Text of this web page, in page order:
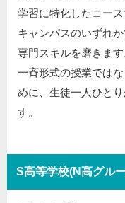
学習に特化したコー
キャンパスのいずれ
専門スキルを磨きます
一斉形式の授業では
めに、生徒一人ひと
す。
S高等学校(N高グル